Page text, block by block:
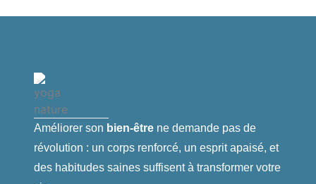
Améliorer son bien-être ne demande pas de
révolution : un corps renforcé, un esprit apaisé, et
des habitudes saines suffisent à transformer votre